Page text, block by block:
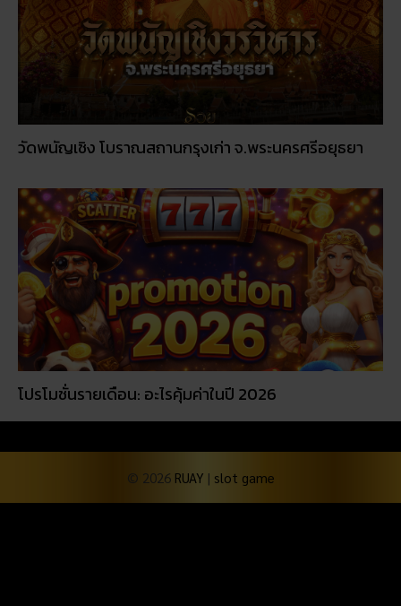
วัดพนัญเชิง โบราณสถานกรุงเก่า จ.พระนครศรีอยุธยา
โปรโมชั่นรายเดือน: อะไรคุ้มค่าในปี 2026
© 2026RUAY|slot game